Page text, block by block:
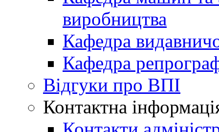
виробництва
Кафедра
Кафедра
Відгуки про ВПІ
Контактна